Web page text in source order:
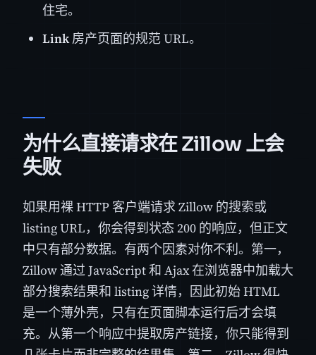
住宅。
Link房产页面的规范 URL。
为什么直接请求在 Zillow 上会
失败
如果用裸 HTTP 客户端请求 Zillow 的搜索或
listing URL，你会得到状态 200 的响应，但正文
中只有部分数据。有两个因素对你不利。第一，
Zillow 通过 JavaScript 和 Ajax 在浏览器中加载大
部分搜索结果和 listing 详情，因此初始 HTML
是一个薄外壳，只有在页面脚本运行后才会填
充。从第一个响应中提取房产链接，你只能得到